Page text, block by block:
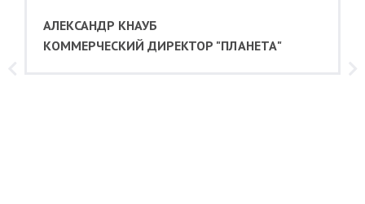
АЛЕКСАНДР КНАУБ
КОММЕРЧЕСКИЙ ДИРЕКТОР "ПЛАНЕТА"